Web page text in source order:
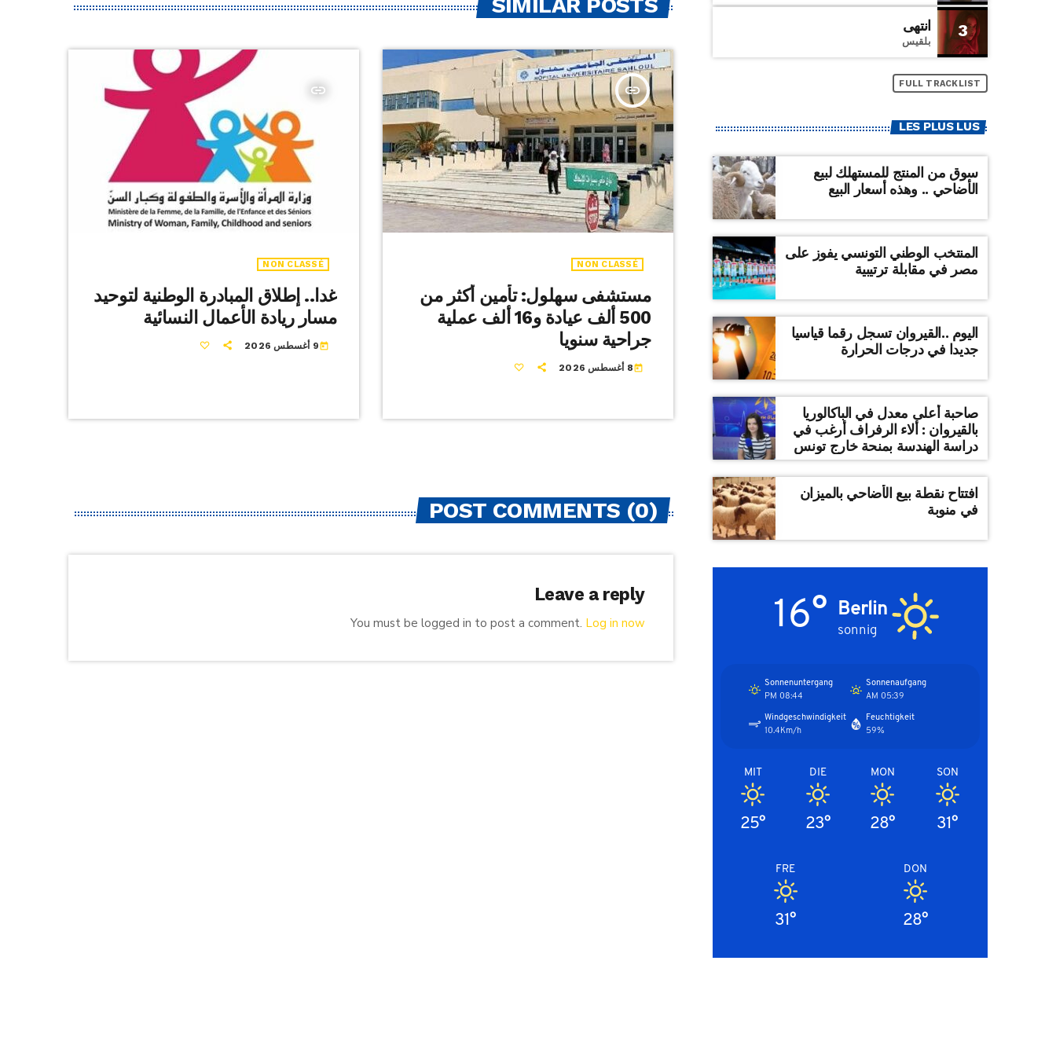
insert_link
NON CLASSÉ
غدا.. إطلاق المبادرة الوطنية لتوحيد
مسار ريادة الأعمال النسائية
today9 أغسطس 2026
insert_link
NON CLASSÉ
مستشفى سهلول: تأمين أكثر من
500 ألف عيادة و16 ألف عملية
جراحية سنويا
today8 أغسطس 2026
POST COMMENTS (0)
Leave a reply
You must be logged in to post a comment. Log in now
3 انتهى
بلقيس
FULL TRACKLIST
LES PLUS LUS
سوق من المنتج للمستهلك لبيع
الأضاحي .. وهذه أسعار البيع
المنتخب الوطني التونسي يفوز على
مصر في مقابلة ترتيبية
اليوم ..القيروان تسجل رقما قياسيا
جديدا في درجات الحرارة
صاحبة أعلى معدل في الباكالوريا
بالقيروان : ألاء الرفراف أرغب في
دراسة الهندسة بمنحة خارج تونس
افتتاح نقطة بيع الأضاحي بالميزان
في منوبة
Berlin
sonnig
16°
Sonnenaufgang
05:39 AM
Sonnenuntergang
08:44 PM
Feuchtigkeit
59%
Windgeschwindigkeit
10.4Km/h
SON
31°
MON
28°
DIE
23°
MIT
25°
DON
28°
FRE
31°